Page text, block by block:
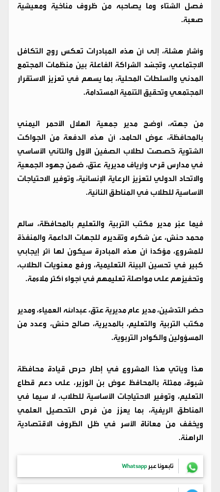
فصل الشتاء وما يصاحبه من ظروف مناخية ومعيشية
صعبة.
وأشار هشلة، إلى أن هذه المبادرات تعكس روح التكافل
الاجتماعي، وتُجسّد الشراكة الفاعلة بين منظمات المجتمع
المدني والسلطات المحلية، بما يسهم في تعزيز الاستقرار
المجتمعي وتحقيق التنمية المستدامة.
من جهته، أوضح مدير جمعية الهلال الأحمر اليمني
بالمحافظة، عوض الحامد، أن هذه الدفعة من الجواكت
الشتوية خُصصت لطلاب الصفين الأول والثاني الأساسي
في مدارس قرى وأرياف مديرية عتق، ضمن جهود الجمعية
والاتحاد الدولي لتعزيز الرعاية الإنسانية، وتوفير الاحتياجات
الأساسية للطلاب في المناطق النائية.
فيما عبّر مدير مكتب التربية والتعليم بالمحافظة، سالم
محمد حنش، عن شكره وتقديره للجهات الداعمة والمنفذة
للمشروع، مؤكدًا أن هذه المبادرة سيكون لها أثر إيجابي
كبير في تحسين البيئة التعليمية، ورفع معنويات الطلاب،
وتحفيزهم على مواصلة تعليمهم في أجواء أكثر ملاءمة.
حضر التدشين، مدير عام مديرية عتق، عبدالله العمياء، ومدير
مكتب التربية والتعليم، بالمديرية، صالح حنش، وعدد من
المسؤولين والكوادر التربوية.
هذا ويأتي هذا المشروع في إطار حرص قيادة محافظة
شبوة، ممثلة بالمحافظ عوض بن الوزير، على دعم قطاع
التعليم، وتوفير الاحتياجات الأساسية للطلاب، لا سيما في
المناطق الريفية، بما يعزز من فرص التحصيل العلمي
ويخفف من معاناة الأسر في ظل الظروف الاقتصادية
الراهنة.
تابعونا عبر Whatsapp